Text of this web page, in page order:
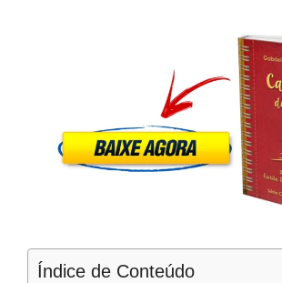
Índice de Conteúdo